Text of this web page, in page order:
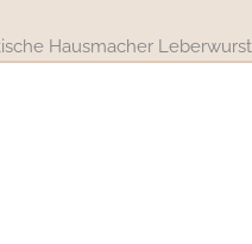
Hausmacher